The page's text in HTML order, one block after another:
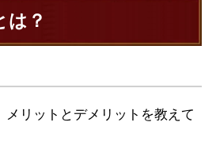
は？
リットとデメリットを教えて